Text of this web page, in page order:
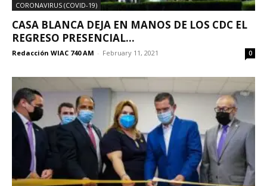
CORONAVIRUS (COVID-19)
CASA BLANCA DEJA EN MANOS DE LOS CDC EL
REGRESO PRESENCIAL...
Redacción WIAC 740 AM - February 11, 2021 0